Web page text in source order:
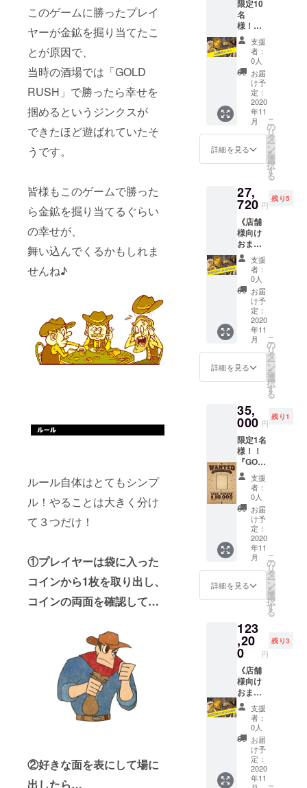
このゲームに勝ったプレイ
ヤーが金鉱を掘り当てたこ
とが原因で、
当時の酒場では「GOLD
RUSH」で勝ったら幸せを
掴めるというジンクスが
できたほど遊ばれていたそ
うです。
皆様もこのゲームで勝った
ら金鉱を掘り当てるぐらい
の幸せが、
舞い込んでくるかもしれま
せんね♪
ルール自体はとてもシンプ
ル！やることは大きく分け
て３つだけ！
①プレイヤーは袋に入った
コインから1枚を取り出し、
コインの両面を確認して…
②好きな面を表にして場に
出したら…
梱包
費、消
費税が
含まれ
ます。
格には
梱包
費、消
費税が
含まれ
ます。
限定10
名
様！！
『GOL
D
RUSH
』に封
入され
る"ご支
援者様
リス
ト"にお
名前を
記載さ
せて頂
くコー
ボード
ゲーム
『GOL
D
RUSH
』1箱
一般販
売価格
2800円
+ 税280
円 + 送
料500 =
3580円
※表記価
格には
送料、
梱包
ます。
※ご支援
時にご
希望の
お名前
を備考
欄にご
記入く
ださ
い。 ペ
ンネー
ムでも
可能で
すが、
モラル
に反す
るよう
更をお
願いす
る場合
もござ
います
のでご
了承く
ださ
い。
支援
者：
0人
お届
け予
定：
2020
年11
月
詳細を見る
こ
の
リ
タ
ー
ン
を
選
択
す
る
27,
720 円
残り5
《店舗
様向け
おまと
め割A》
10％引
き！さ
らに送
料無
料！ ◆
ボード
ゲーム
『GOL
D
RUSH
』10箱
一般販
2800円
+ 税280
円 =
3080円
× 10個
= 30800
円 ※表
記価格
には梱
包費、
消費税
が含ま
れま
す。
支援
者：
0人
お届
け予
定：
2020
年11
月
詳細を見る
こ
の
リ
タ
ー
ン
を
選
択
す
る
35,
000 円
残り1
限定1名
様！！
『GOL
D
RUSH
』に封
入され
る1名様
専用
の"WA
NTEDポ
ター"に
、お名
前とカ
ウボー
顔絵を
記載さ
せて頂
くコー
ス。 こ
のコー
スを支
援した
方に勝
てれ
ば、幸
運が舞
い降り
てくる
旨を記
支援
者：
0人
お届
け予
定：
2020
年11
月
詳細を見る
こ
の
リ
タ
ー
ン
を
選
択
す
る
123
,20
0 円
残り3
《店舗
様向け
おまと
め割B》
20％引
き！さ
らに送
料無
料！ ◆
ボード
ゲーム
支援
者：
0人
お届
け予
定：
2020
年11